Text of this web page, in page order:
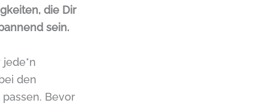
die Dir
sein.
jede*n
den
Bevor